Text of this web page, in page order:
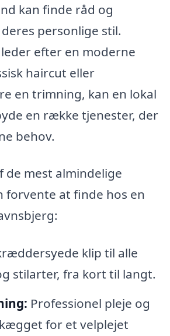
kan finde råd og
personlige stil.
efter en moderne
haircut eller
en trimning, kan en lokal
en række tjenester, der
behov.
de mest almindelige
forvente at finde hos en
klip til alle
stilarter, fra kort til langt.
Professionel pleje og
for et velplejet